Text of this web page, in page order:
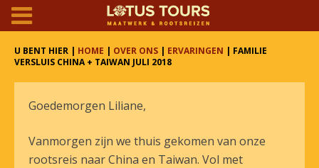
U BENT HIER | HOME | OVER ONS | ERVARINGEN | FAMILIE
VERSLUIS CHINA + TAIWAN JULI 2018
Goedemorgen Liliane,
Vanmorgen zijn we thuis gekomen van onze
rootsreis naar China en Taiwan. Vol met